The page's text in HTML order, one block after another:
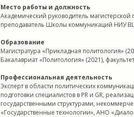
Место работы и должность
Академический руководитель
преподаватель Школы коммуникаций НИУ
Образование
Магистратура «Прикладная политология»
Бакалавриат «Политология» (2021),
Профессиональная деятельность
Эксперт в области политических
подготовки специалистов в PR и GR,
государственными структурами,
«Государственные технологии», АНО